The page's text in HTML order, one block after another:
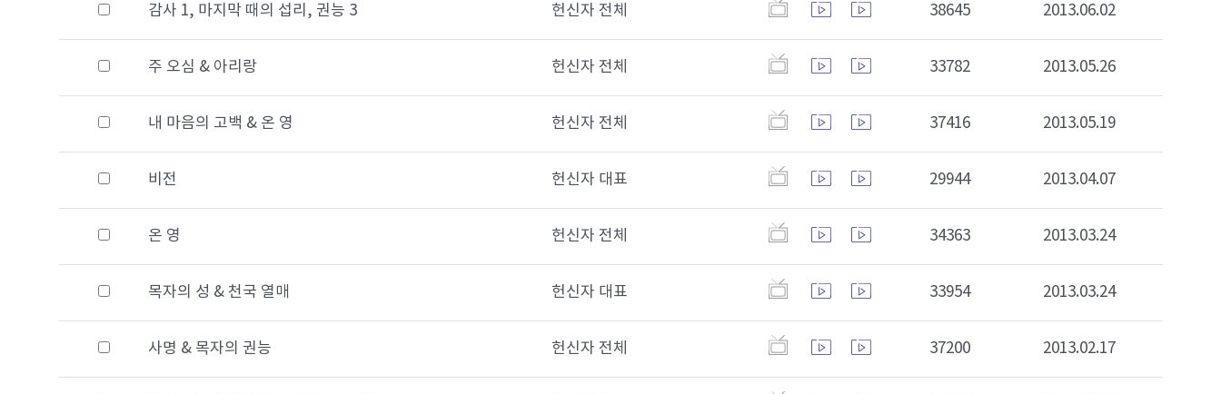
감사 1, 마지막 때의 섭리, 권능 3 헌신자 전체 38645 2013.06.02
주 오심 & 아리랑 헌신자 전체 33782 2013.05.26
내 마음의 고백 & 온 영 헌신자 전체 37416 2013.05.19
비전 헌신자 대표 29944 2013.04.07
온 영 헌신자 전체 34363 2013.03.24
목자의 성 & 천국 열매 헌신자 대표 33954 2013.03.24
사명 & 목자의 권능 헌신자 전체 37200 2013.02.17